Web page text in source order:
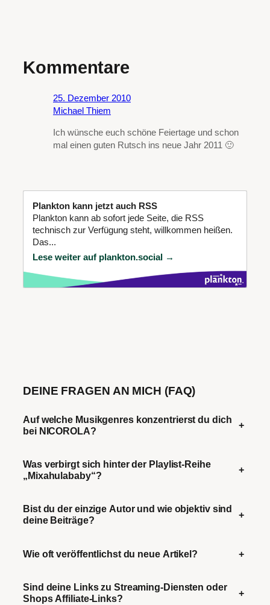
Kommentare
25. Dezember 2010
Michael Thiem
Ich wünsche euch schöne Feiertage und schon
mal einen guten Rutsch ins neue Jahr 2011 🙂
Plankton kann jetzt auch RSS
Plankton kann ab sofort jede Seite, die RSS
technisch zur Verfügung steht, willkommen heißen.
Das...
Lese weiter auf plankton.social →
DEINE FRAGEN AN MICH (FAQ)
Auf welche Musikgenres konzentrierst du dich
bei NICOROLA?
+
Was verbirgt sich hinter der Playlist-Reihe
„Mixahulababy“?
+
Bist du der einzige Autor und wie objektiv sind
deine Beiträge?
+
Wie oft veröffentlichst du neue Artikel? +
Sind deine Links zu Streaming-Diensten oder
Shops Affiliate-Links?
+